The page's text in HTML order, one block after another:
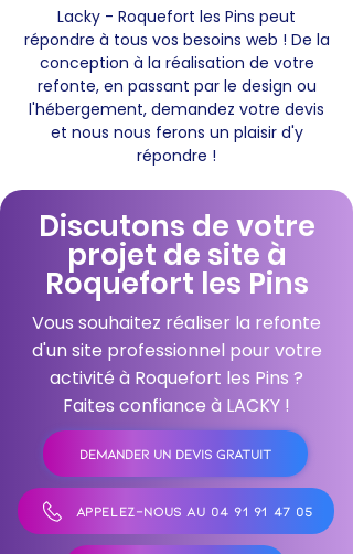
Lacky - Roquefort les Pins peut
répondre à tous vos besoins web ! De la
conception à la réalisation de votre
refonte, en passant par le design ou
l'hébergement, demandez votre devis
et nous nous ferons un plaisir d'y
répondre !
Discutons de votre
projet de site à
Roquefort les Pins
Vous souhaitez réaliser la refonte
d'un site professionnel pour votre
activité à Roquefort les Pins ?
Faites confiance à LACKY !
DEMANDER UN DEVIS GRATUIT
APPELEZ-NOUS AU 04 91 91 47 05